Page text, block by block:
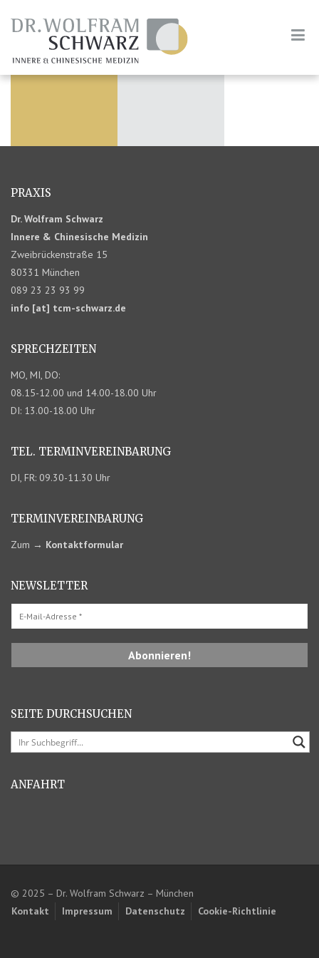
PRAXIS
Dr. Wolfram Schwarz
Innere & Chinesische Medizin
Zweibrückenstraße 15
80331 München
089 23 23 93 99
info [at] tcm-schwarz.de
SPRECHZEITEN
MO, MI, DO:
08.15-12.00 und 14.00-18.00 Uhr
DI: 13.00-18.00 Uhr
TEL. TERMIN­VEREINBARUNG
DI, FR: 09.30-11.30 Uhr
TERMIN­VEREINBARUNG
Zum → Kontaktformular
NEWSLETTER
SEITE DURCHSUCHEN
ANFAHRT
© 2025 – Dr. Wolfram Schwarz – München
Kontakt
Impressum Datenschutz Cookie-Richtlinie